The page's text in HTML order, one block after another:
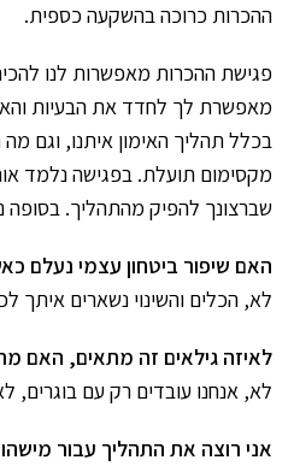
ההכרות כרוכה בהשקעה כספית.
פגישת ההכרות מאפשרות לנו
מאפשרת לך לחדד את הבעיות
בכלל תהליך האימון איתנו, וגם
מקסימום תועלת. בפגישה נלמד
שברצונך להפיק מהתהליך. בסופה
האם שיפור ביטחון עצמי נעלם
לא, הכלים והשינוי נשארים איתך
לאיזה גילאים זה מתאים, האם
לא, אנחנו עובדים רק עם בוגרים,
אני רוצה את התהליך עבור